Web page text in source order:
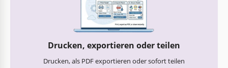
Drucken, exportieren oder teilen
Drucken, als PDF exportieren oder sofort teilen